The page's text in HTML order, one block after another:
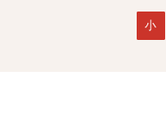
小